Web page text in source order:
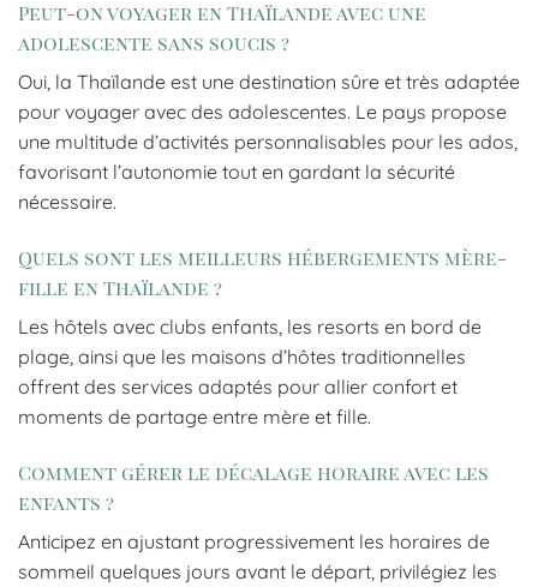
Peut-on voyager en Thaïlande avec une
adolescente sans soucis ?
Oui, la Thaïlande est une destination sûre et très adaptée
pour voyager avec des adolescentes. Le pays propose
une multitude d’activités personnalisables pour les ados,
favorisant l’autonomie tout en gardant la sécurité
nécessaire.
Quels sont les meilleurs hébergements mère-
fille en Thaïlande ?
Les hôtels avec clubs enfants, les resorts en bord de
plage, ainsi que les maisons d’hôtes traditionnelles
offrent des services adaptés pour allier confort et
moments de partage entre mère et fille.
Comment gérer le décalage horaire avec les
enfants ?
Anticipez en ajustant progressivement les horaires de
sommeil quelques jours avant le départ, privilégiez les